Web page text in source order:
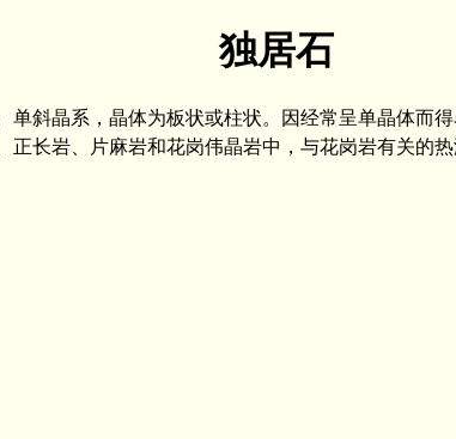
独居石
单斜晶系，晶体为板状或柱状。因经常呈单晶体而
长岩、片麻岩和花岗伟晶岩中，与花岗岩有关的热